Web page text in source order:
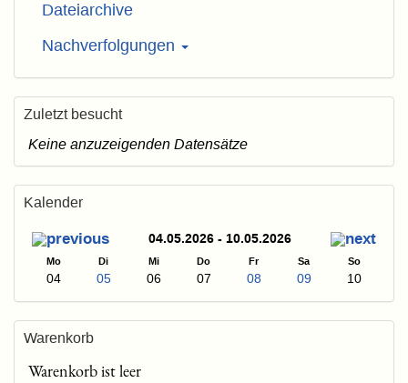
Dateiarchive
Nachverfolgungen
Zuletzt besucht
Keine anzuzeigenden Datensätze
Kalender
04.05.2026 - 10.05.2026
Mo Di Mi Do Fr Sa So
04 05 06 07 08 09 10
Warenkorb
Warenkorb ist leer